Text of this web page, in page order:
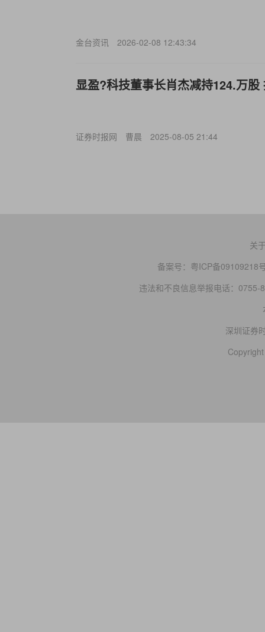
金台资讯 2026-02-08 12:43:34
显盈?科技董事长肖杰减持124.万股
证券时报网 曹晨 2025-08-05 21:44
关
备案号： 粤ICP备09109218
违法和不良信息举报电话：0755-
深圳证券